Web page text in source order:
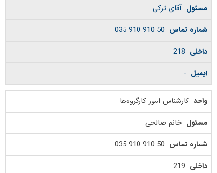
آقای ترکی
50 910 910 035
218
-
کارشناس امور کارگروه‌ها
خانم صالحی
50 910 910 035
219